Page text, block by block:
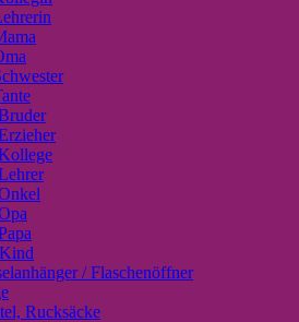
/ Flaschenöffner
Rucksäcke